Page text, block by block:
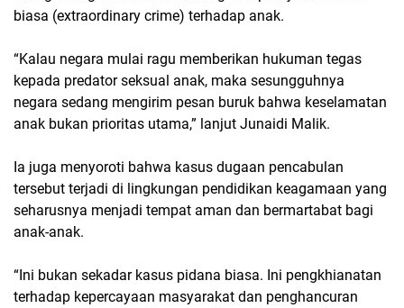
biasa (extraordinary crime) terhadap anak.
“Kalau negara mulai ragu memberikan hukuman tegas
kepada predator seksual anak, maka sesungguhnya
negara sedang mengirim pesan buruk bahwa keselamatan
anak bukan prioritas utama,” lanjut Junaidi Malik.
Ia juga menyoroti bahwa kasus dugaan pencabulan
tersebut terjadi di lingkungan pendidikan keagamaan yang
seharusnya menjadi tempat aman dan bermartabat bagi
anak-anak.
“Ini bukan sekadar kasus pidana biasa. Ini pengkhianatan
terhadap kepercayaan masyarakat dan penghancuran